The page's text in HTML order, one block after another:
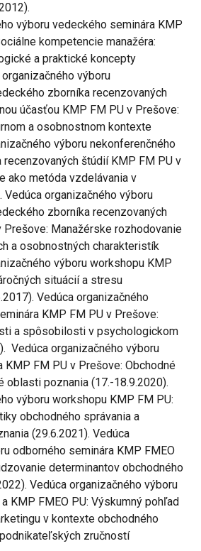
výboru vedeckého seminára KMP
kompetencie manažéra:
a praktické koncepty
výboru
zborníka recenzovaných
účasťou KMP FM PU v Prešove:
a osobnostnom kontexte
výboru nekonferenčného
štúdií KMP FM PU v
ako metóda vzdelávania v
Vedúca organizačného výboru
zborníka recenzovaných
Manažérske rozhodovanie
a osobnostných charakteristík
výboru workshopu KMP
situácií a stresu
Vedúca organizačného
KMP FM PU v Prešove:
a spôsobilosti v psychologickom
Vedúca organizačného výboru
KMP FM PU v Prešove: Obchodné
oblasti poznania (17.-18.9.2020).
výboru workshopu KMP FM PU:
obchodného správania a
(29.6.2021). Vedúca
odborného seminára KMP FMEO
determinantov obchodného
Vedúca organizačného výboru
KMP FMEO PU: Výskumný pohľad
v kontexte obchodného
zručností